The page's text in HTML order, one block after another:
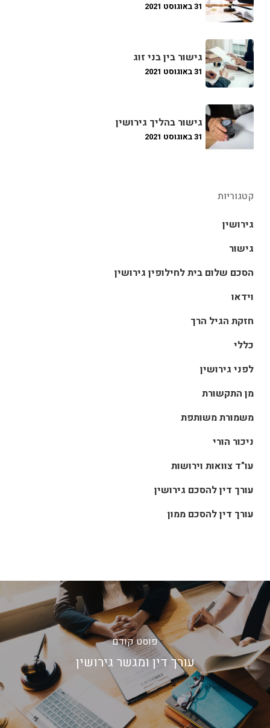
31 באוגוסט 2021
גישור בין בני זוג
31 באוגוסט 2021
גישור בהליך גירושין
31 באוגוסט 2021
קטגוריות
גירושין
גישור
הסכם שלום בית לחילופין גירושין
וידאו
חזקת הגיל הרך
כללי
לפני גירושין
מן התקשורת
משמורת משותפת
ניכור הורי
עו"ד צוואות וירושות
עורך דין להסכם גירושין
עורך דין להסכם ממון
פוסט קודם
עורך דין ומגשר גירושין